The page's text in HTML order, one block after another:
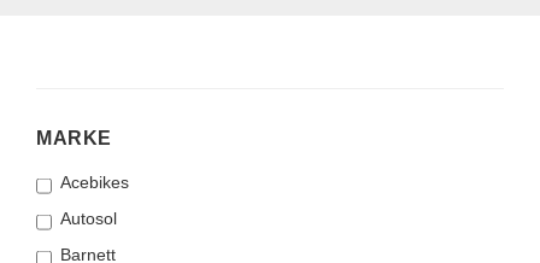
MARKE
MARKE
Acebikes
Autosol
Barnett